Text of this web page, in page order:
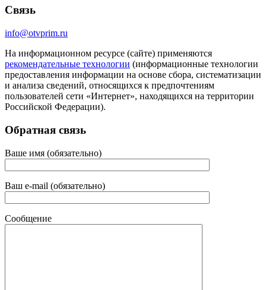
Связь
info@otvprim.ru
На информационном ресурсе (сайте) применяются
рекомендательные технологии (информационные технологии
предоставления информации на основе сбора, систематизации
и анализа сведений, относящихся к предпочтениям
пользователей сети «Интернет», находящихся на территории
Российской Федерации).
Обратная связь
Ваше имя (обязательно)
Ваш e-mail (обязательно)
Сообщение